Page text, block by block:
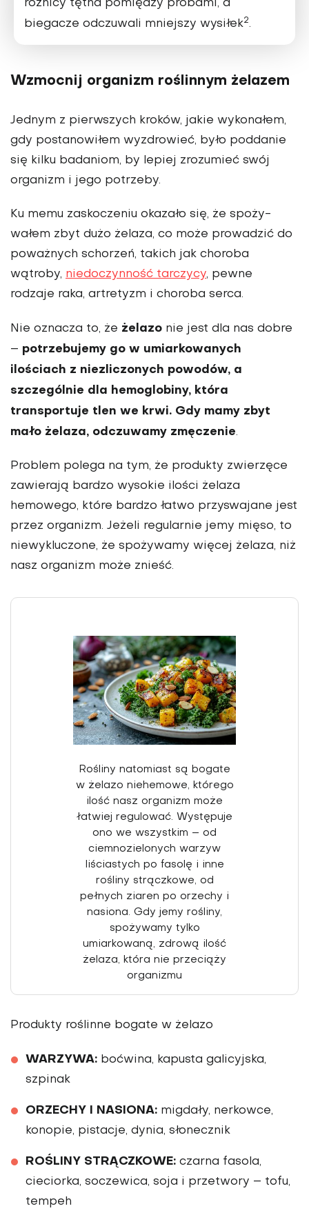
różnicy tętna pomiędzy próbami, a
biegacze odczuwali mniejszy wysiłek2.
Wzmocnij organizm roślinnym żelazem
Jednym z pierwszych kroków, jakie wykonałem,
gdy postanowiłem wyzdrowieć, było poddanie
się kilku badaniom, by lepiej zrozumieć swój
organizm i jego potrzeby.
Ku memu zaskoczeniu okazało się, że spoży­
wałem zbyt dużo żelaza, co może prowadzić do
poważnych schorzeń, takich jak choroba
wątroby, nie­doczynność tarczycy, pewne
rodzaje raka, artretyzm i choroba serca.
Nie oznacza to, że żelazo nie jest dla nas dobre
– potrzebujemy go w umiarkowanych
ilościach z nie­zliczonych powodów, a
szczególnie dla hemoglobiny, która
transportuje tlen we krwi. Gdy mamy zbyt
mało żelaza, odczuwamy zmęczenie.
Problem polega na tym, że pro­dukty zwierzęce
zawierają bardzo wysokie ilości żelaza
hemowego, które bardzo łatwo przyswajane jest
przez organizm. Jeżeli regular­nie jemy mięso, to
niewykluczone, że spożywamy więcej żelaza, niż
nasz organizm może znieść.
Rośliny natomiast są bogate
w żelazo niehemowe, którego
ilość nasz organizm może
łatwiej regu­lować. Występuje
ono we wszyst­kim – od
ciemnozielonych warzyw
liściastych po fasolę i inne
rośliny strączkowe, od
pełnych ziaren po orzechy i
nasiona. Gdy jemy rośliny,
spożywamy tylko
umiarkowaną, zdrową ilość
żelaza, która nie przeciąży
organizmu
Produkty roślinne bogate w żelazo
WARZYWA: boćwina, kapusta galicyjska,
szpinak
ORZECHY I NASIONA: migdały, nerkowce,
konopie, pistacje, dynia, słonecznik
ROŚLINY STRĄCZKOWE: czarna fasola,
cieciorka, soczewica, soja i przetwory – tofu,
tempeh